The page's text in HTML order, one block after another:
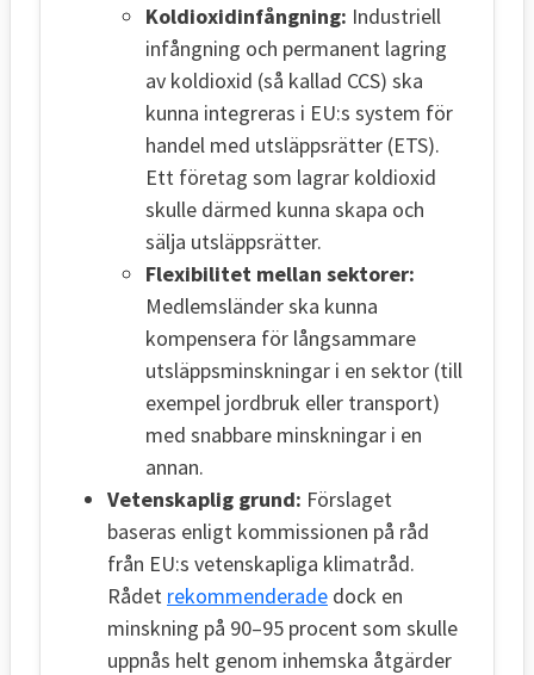
Koldioxidinfångning: Industriell
infångning och permanent lagring
av koldioxid (så kallad CCS) ska
kunna integreras i EU:s system för
handel med utsläppsrätter (ETS).
Ett företag som lagrar koldioxid
skulle därmed kunna skapa och
sälja utsläppsrätter.
Flexibilitet mellan sektorer:
Medlemsländer ska kunna
kompensera för långsammare
utsläppsminskningar i en sektor (till
exempel jordbruk eller transport)
med snabbare minskningar i en
annan.
Vetenskaplig grund: Förslaget
baseras enligt kommissionen på råd
från EU:s vetenskapliga klimatråd.
Rådet rekommenderade dock en
minskning på 90–95 procent som skulle
uppnås helt genom inhemska åtgärder